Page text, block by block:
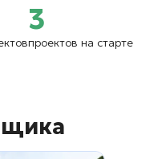
3
проектов на старте